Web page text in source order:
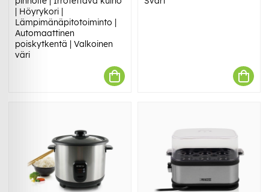
| Höyrykori |
Lämpimänäpitotoiminto |
Automaattinen
poiskytkentä | Valkoinen
väri